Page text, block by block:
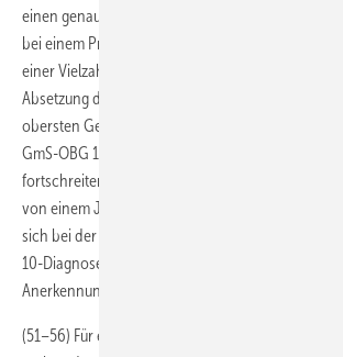
einen genauen aktuellen Eindruck von dem Kläger
bei einem Praktiker wie dem Sachverständigen,
einer Vielzahl von Personen zu tun hat, verblassen
Absetzung des vollständigen Urteils hat der
obersten Gerichtshöfe des Bundes (Beschluss
GmS-OBG 1/92) darauf abgestellt, dass die
fortschreitender Zeit nicht mehr gegeben ist, und
von einem Jahr für angemessen erachtet. Des
sich bei der posttraumatischen
10-Diagnose, so dass bereits deswegen ihre
Anerkennung als Unfallfolge nach der
(51–56) Für ein hirnorganisches Psychosyndrom,